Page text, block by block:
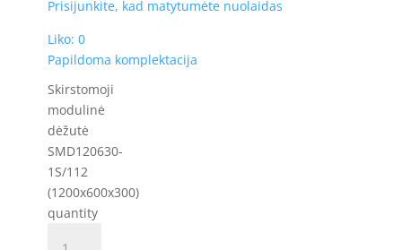
Prisijunkite, kad matytumėte nuolaidas
Liko: 0
Papildoma komplektacija
Skirstomoji
modulinė
dėžutė
SMD120630-
1S/112
(1200x600x300)
quantity